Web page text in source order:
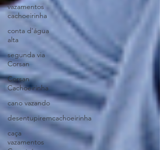
vazamentos
cachoeirinha
conta d'água
alta
segunda via
Corsan
Corsan
Cachoeirinha
cano vazando
desentupiremcachoeirinha
caça
vazamentos